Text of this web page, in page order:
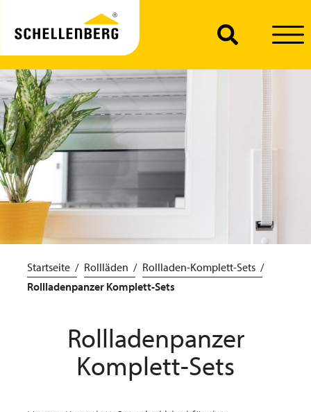
Startseite Rollläden
Rollladen-Komplett-Sets
Rollladenpanzer Komplett-Sets
Rollladenpanzer
Komplett-Sets